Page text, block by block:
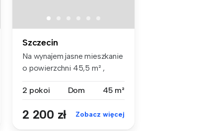
Szczecin
Na wynajem jasne mieszkanie
o powierzchni 45,5 m² ,
2 pokoi
Dom 45 m²
2 200 zł Zobacz więcej